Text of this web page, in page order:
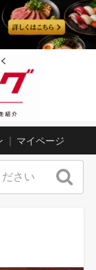
マイページ